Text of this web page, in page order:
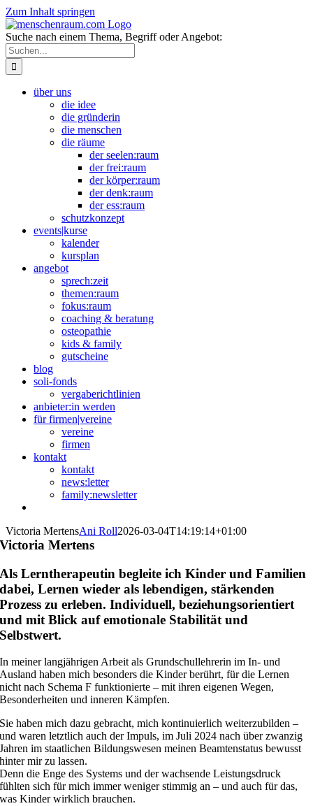
Zum Inhalt springen
Suche nach einem Thema, Begriff oder Angebot:
über uns
die idee
die gründerin
die menschen
die räume
der seelen:raum
der frei:raum
der körper:raum
der denk:raum
der ess:raum
schutzkonzept
events|kurse
kalender
kursplan
angebot
sprech:zeit
themen:raum
fokus:raum
coaching & beratung
osteopathie
kids & family
gutscheine
blog
soli-fonds
vergaberichtlinien
anbieter:in werden
für firmen|vereine
vereine
firmen
kontakt
kontakt
news:letter
family:newsletter
Victoria MertensAni Roll2026-03-04T14:19:14+01:00
Victoria Mertens
Als Lerntherapeutin begleite ich Kinder und Familien
dabei, Lernen wieder als lebendigen, stärkenden
Prozess zu erleben. Individuell, beziehungsorientiert
und mit Blick auf emotionale Stabilität und
Selbstwert.
In meiner langjährigen Arbeit als Grundschullehrerin im In- und
Ausland haben mich besonders die Kinder berührt, für die Lernen
nicht nach Schema F funktionierte – mit ihren eigenen Wegen,
Besonderheiten und inneren Kämpfen.
Sie haben mich dazu gebracht, mich kontinuierlich weiterzubilden –
und waren letztlich auch der Impuls, im Juli 2024 nach über zwanzig
Jahren im staatlichen Bildungswesen meinen Beamtenstatus bewusst
hinter mir zu lassen.
Denn die Enge des Systems und der wachsende Leistungsdruck
fühlten sich für mich immer weniger stimmig an – und auch für das,
was Kinder wirklich brauchen.